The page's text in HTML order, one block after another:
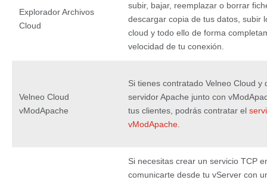
Explorador Archivos
Cloud
subir, bajar, reemplazar o borrar
descargar copia de tus datos, subir
cloud y todo ello de forma
velocidad de tu conexión.
Velneo Cloud
vModApache
Si tienes contratado Velneo Cloud y
servidor Apache junto con
tus clientes, podrás contratar el
vModApache
Si necesitas crear un servicio TCP
comunicarte desde tu vServer con